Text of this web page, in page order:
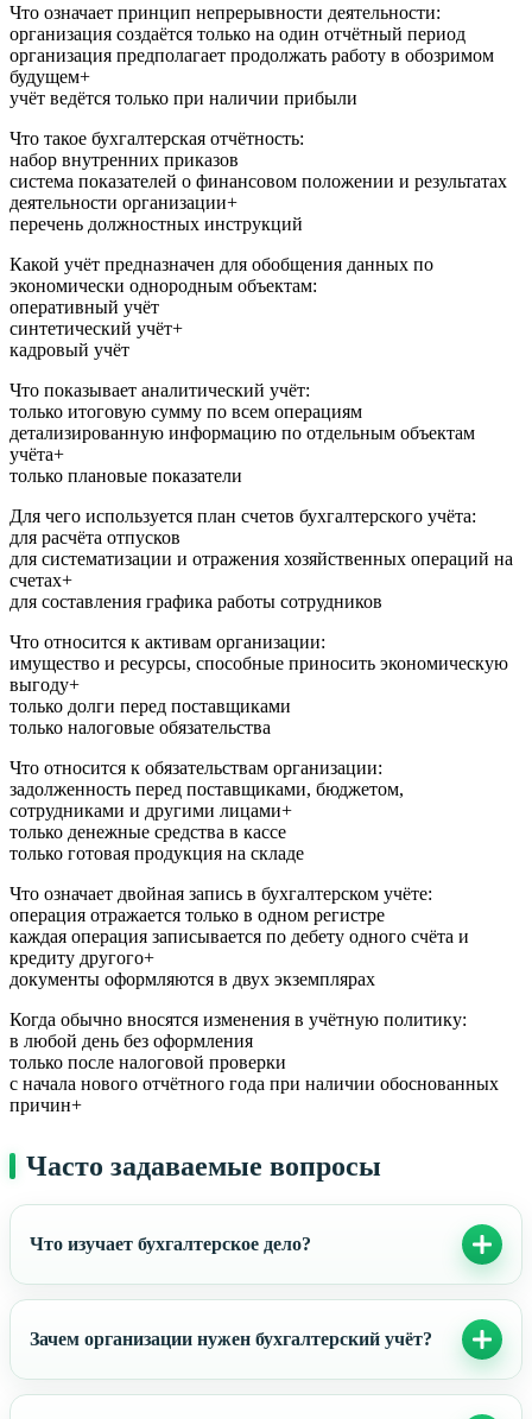
Что означает принцип непрерывности деятельности:
организация создаётся только на один отчётный период
организация предполагает продолжать работу в обозримом
будущем+
учёт ведётся только при наличии прибыли
Что такое бухгалтерская отчётность:
набор внутренних приказов
система показателей о финансовом положении и результатах
деятельности организации+
перечень должностных инструкций
Какой учёт предназначен для обобщения данных по
экономически однородным объектам:
оперативный учёт
синтетический учёт+
кадровый учёт
Что показывает аналитический учёт:
только итоговую сумму по всем операциям
детализированную информацию по отдельным объектам
учёта+
только плановые показатели
Для чего используется план счетов бухгалтерского учёта:
для расчёта отпусков
для систематизации и отражения хозяйственных операций на
счетах+
для составления графика работы сотрудников
Что относится к активам организации:
имущество и ресурсы, способные приносить экономическую
выгоду+
только долги перед поставщиками
только налоговые обязательства
Что относится к обязательствам организации:
задолженность перед поставщиками, бюджетом,
сотрудниками и другими лицами+
только денежные средства в кассе
только готовая продукция на складе
Что означает двойная запись в бухгалтерском учёте:
операция отражается только в одном регистре
каждая операция записывается по дебету одного счёта и
кредиту другого+
документы оформляются в двух экземплярах
Когда обычно вносятся изменения в учётную политику:
в любой день без оформления
только после налоговой проверки
с начала нового отчётного года при наличии обоснованных
причин+
Часто задаваемые вопросы
Что изучает бухгалтерское дело?
Зачем организации нужен бухгалтерский учёт?